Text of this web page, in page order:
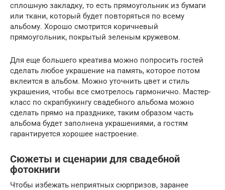
сплошную закладку, то есть прямоугольник из бумаги
или ткани, который будет повторяться по всему
альбому. Хорошо смотрится коричневый
прямоугольник, покрытый зеленым кружевом.
Для еще большего креатива можно попросить гостей
сделать любое украшение на память, которое потом
вклеится в альбом. Можно уточнить цвет и стиль
украшения, чтобы все смотрелось гармонично. Мастер-
класс по скрапбукингу свадебного альбома можно
сделать прямо на празднике, таким образом часть
альбома будет заполнена украшениями, а гостям
гарантируется хорошее настроение.
Сюжеты и сценарии для свадебной
фотокниги
Чтобы избежать неприятных сюрпризов, заранее